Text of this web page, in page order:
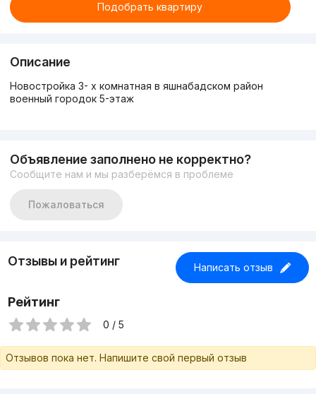
Подобрать квартиру
Описание
Новостройка 3- х комнатная в яшнабадском район
военный городок 5-этаж
Объявление заполнено не корректно?
Сообщите нам и мы разберёмся в проблеме
Пожаловаться
Отзывы и рейтинг Написать отзыв
Рейтинг
0 / 5
Отзывов пока нет. Напишите свой первый отзыв